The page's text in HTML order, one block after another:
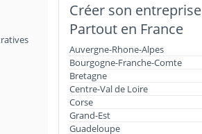
Créer son entreprise
Partout en France
Auvergne-Rhone-Alpes
Bourgogne-Franche-Comte
Bretagne
Centre-Val de Loire
Corse
Grand-Est
Guadeloupe